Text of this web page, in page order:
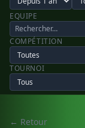
EQUIPE
COMPÉTITION
TOURNOI
← Retour